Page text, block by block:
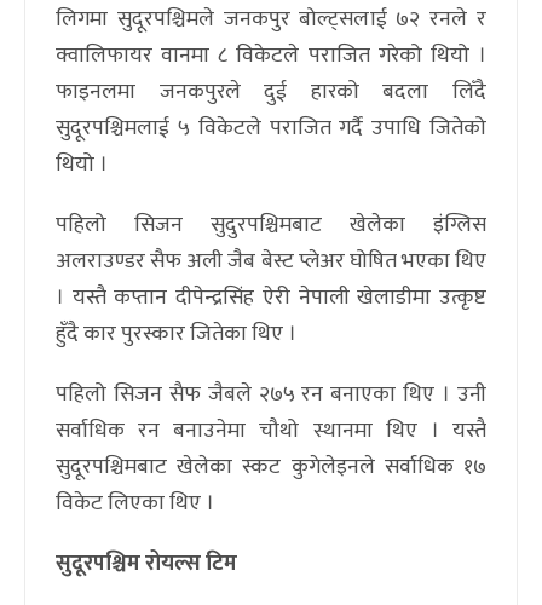
लिगमा सुदूरपश्चिमले जनकपुर बोल्ट्सलाई ७२ रनले र
क्वालिफायर वानमा ८ विकेटले पराजित गरेको थियो ।
फाइनलमा जनकपुरले दुई हारको बदला लिँदै
सुदूरपश्चिमलाई ५ विकेटले पराजित गर्दै उपाधि जितेको
थियो ।
पहिलो सिजन सुदुरपश्चिमबाट खेलेका इंग्लिस
अलराउण्डर सैफ अली जैब बेस्ट प्लेअर घोषित भएका थिए
। यस्तै कप्तान दीपेन्द्रसिंह ऐरी नेपाली खेलाडीमा उत्कृष्ट
हुँदै कार पुरस्कार जितेका थिए ।
पहिलो सिजन सैफ जैबले २७५ रन बनाएका थिए । उनी
सर्वाधिक रन बनाउनेमा चौथो स्थानमा थिए । यस्तै
सुदूरपश्चिमबाट खेलेका स्कट कुगेलेइनले सर्वाधिक १७
विकेट लिएका थिए ।
सुदूरपश्चिम रोयल्स टिम